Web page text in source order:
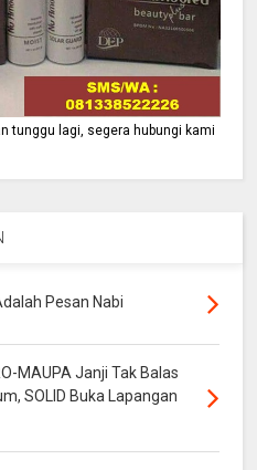
tunggu lagi, segera hubungi kami
Pesan Nabi
MAUPA Janji Tak Balas
SOLID Buka Lapangan